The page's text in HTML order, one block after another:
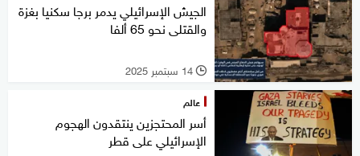
الجيش الإسرائيلي يدمر برجا سكنيا بغزة
والقتلى نحو 65 ألفا
l 14 سبتمبر 2025
عالم
أسر المحتجزين ينتقدون الهجوم
الإسرائيلي على قطر